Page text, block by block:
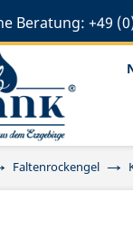
Beratung: +49
Faltenrockengel